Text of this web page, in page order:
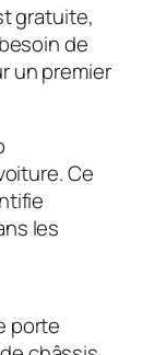
gratuite,
de
un premier
Ce
les